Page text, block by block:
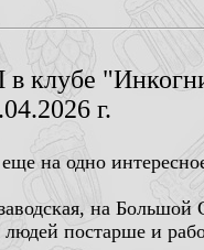
клубе
г.
на одно
на Большой
постарше и